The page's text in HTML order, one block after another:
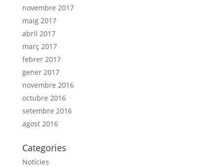
novembre 2017
maig 2017
abril 2017
març 2017
febrer 2017
gener 2017
novembre 2016
octubre 2016
setembre 2016
agost 2016
Categories
Notícies